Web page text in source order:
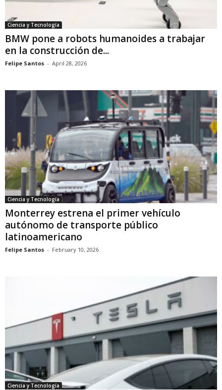
Ciencia y Tecnología
BMW pone a robots humanoides a trabajar
en la construcción de...
Felipe Santos - April 28, 2026
Ciencia y Tecnología
Monterrey estrena el primer vehículo
autónomo de transporte público
latinoamericano
Felipe Santos - February 10, 2026
Ciencia y Tecnología